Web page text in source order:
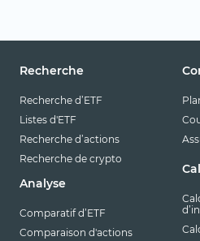
Recherche
Recherche d’ETF
Listes d'ETF
Recherche d’actions
Recherche de crypto
Analyse
Comparatif d’ETF
Comparaison d'actions